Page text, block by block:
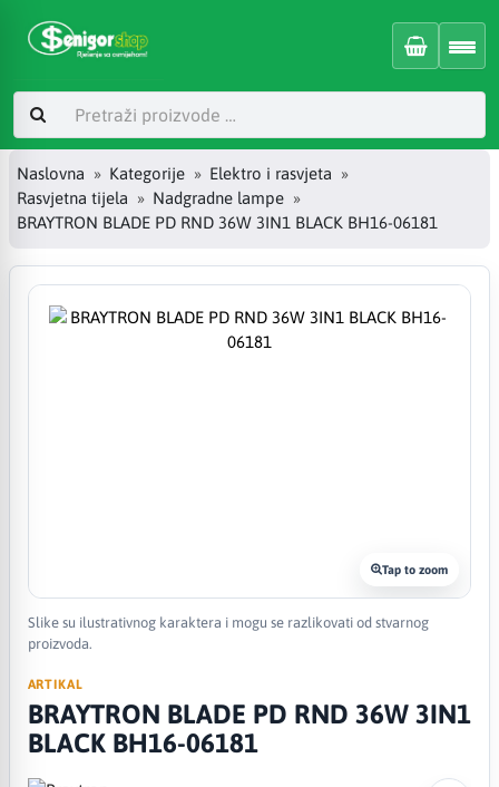
Naslovna Kategorije
Elektro i rasvjeta
Rasvjetna tijela
Nadgradne lampe
BRAYTRON BLADE PD RND 36W 3IN1 BLACK BH16-06181
Tap to zoom
Slike su ilustrativnog karaktera i mogu se razlikovati od stvarnog
proizvoda.
ARTIKAL
BRAYTRON BLADE PD RND 36W 3IN1
BLACK BH16-06181